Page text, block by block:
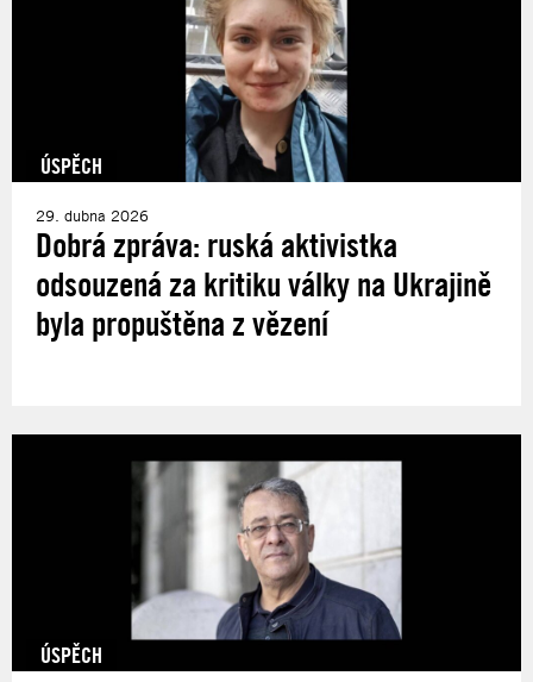
ÚSPĚCH
29. dubna 2026
Dobrá zpráva: ruská aktivistka
odsouzená za kritiku války na Ukrajině
byla propuštěna z vězení
ÚSPĚCH